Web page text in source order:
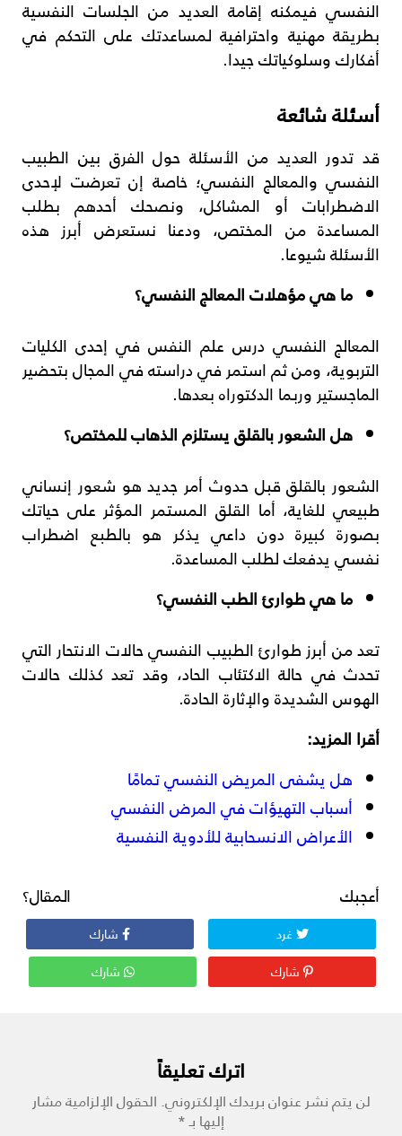
النفسي فيمكنه إقامة العديد من الجلسات النفسية
بطريقة مهنية واحترافية لمساعدتك على التحكم في
أفكارك وسلوكياتك جيدا.
أسئلة شائعة
قد تدور العديد من الأسئلة حول الفرق بين الطبيب
النفسي والمعالج النفسي؛ خاصة إن تعرضت لإحدى
الاضطرابات أو المشاكل، ونصحك أحدهم بطلب
المساعدة من المختص، ودعنا نستعرض أبرز هذه
الأسئلة شيوعا.
ما هي مؤهلات المعالج النفسي؟
المعالج النفسي درس علم النفس في إحدى الكليات
التربوية، ومن ثم استمر في دراسته في المجال بتحضير
الماجستير وربما الدكتوراه بعدها.
هل الشعور بالقلق يستلزم الذهاب للمختص؟
الشعور بالقلق قبل حدوث أمر جديد هو شعور إنساني
طبيعي للغاية، أما القلق المستمر المؤثر على حياتك
بصورة كبيرة دون داعي يذكر هو بالطبع اضطراب
نفسي يدفعك لطلب المساعدة.
ما هي طوارئ الطب النفسي؟
تعد من أبرز طوارئ الطبيب النفسي حالات الانتحار التي
تحدث في حالة الاكتئاب الحاد، وقد تعد كذلك حالات
الهوس الشديدة والإثارة الحادة.
أقرا المزيد:
هل يشفى المريض النفسي تمامًا
أسباب التهيؤات في المرض النفسي
الأعراض الانسحابية للأدوية النفسية
أعجبك المقال؟
غرد
شارك
شارك
شارك
اترك تعليقاً
لن يتم نشر عنوان بريدك الإلكتروني.الحقول الإلزامية مشار
إليها بـ*